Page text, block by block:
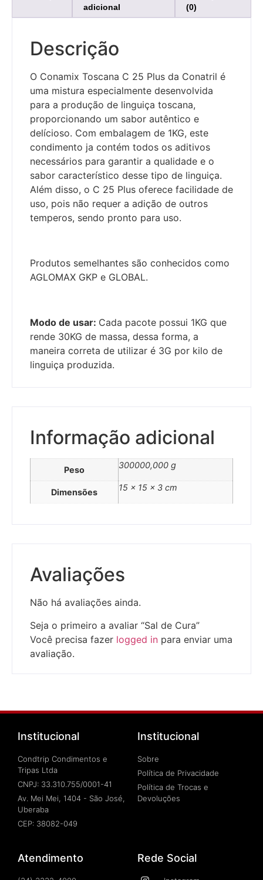
adicional
(0)
Descrição
O Conamix Toscana C 25 Plus da Conatril é
uma mistura especialmente desenvolvida
para a produção de linguiça toscana,
proporcionando um sabor autêntico e
delícioso. Com embalagem de 1KG, este
condimento ja contém todos os aditivos
necessários para garantir a qualidade e o
sabor característico desse tipo de linguiça.
Além disso, o C 25 Plus oferece facilidade de
uso, pois não requer a adição de outros
temperos, sendo pronto para uso.
Produtos semelhantes são conhecidos como
AGLOMAX GKP e GLOBAL.
Modo de usar: Cada pacote possui 1KG que
rende 30KG de massa, dessa forma, a
maneira correta de utilizar é 3G por kilo de
linguiça produzida.
Informação adicional
Peso 300000,000 g
Dimensões 15 × 15 × 3 cm
Avaliações
Não há avaliações ainda.
Seja o primeiro a avaliar “Sal de Cura”
Você precisa fazer logged in para enviar uma
avaliação.
Institucional
Condtrip Condimentos e
Tripas Ltda
CNPJ: 33.310.755/0001-41
Av. Mei Mei, 1404 - São José,
Uberaba
CEP: 38082-049
Institucional
Sobre
Política de Privacidade
Política de Trocas e
Devoluções
Atendimento Rede Social